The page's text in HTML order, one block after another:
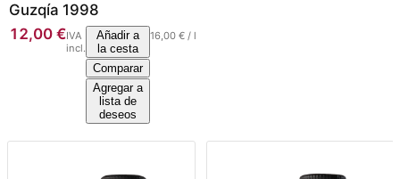
Guzqía 1998
12,00 €IVA
incl.
16,00 € / l
Añadir a
la cesta
Comparar
Agregar a
lista de
deseos